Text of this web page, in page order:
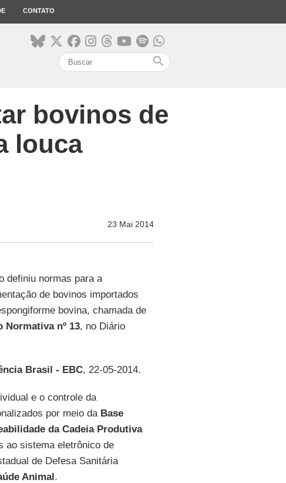
CONTATO
search
bovinos de
louca
23 Mai 2014
definiu normas para a
de bovinos importados
bovina, chamada de
Normativa nº 13, no Diário
Brasil - EBC, 22-05-2014.
e o controle da
por meio da Base
da Cadeia Produtiva
ao sistema eletrônico de
de Defesa Sanitária
Animal.